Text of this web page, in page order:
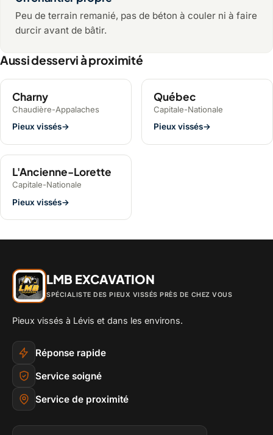
Peu de terrain remanié, pas de béton à couler ni à faire
durcir avant de bâtir.
Aussi desservi à proximité
Charny
Chaudière-Appalaches
Pieux vissés→
Québec
Capitale-Nationale
Pieux vissés→
L'Ancienne-Lorette
Capitale-Nationale
Pieux vissés→
LMB EXCAVATION
SPÉCIALISTE DES PIEUX VISSÉS PRÈS DE CHEZ VOUS
Pieux vissés à Lévis et dans les environs.
Réponse rapide
Service soigné
Service de proximité